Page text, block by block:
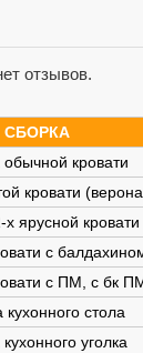
отзывов.
СБОРКА
кровати
кровати
ярусной кровати
с
с ПМ, с бк
кухонного стола
уголка